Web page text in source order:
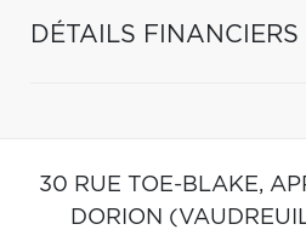
DÉTAILS FINANCIERS
30 RUE TOE-BLAKE,
DORION